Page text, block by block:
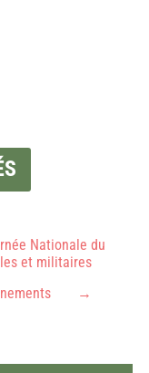
Nationale du
et militaires
→